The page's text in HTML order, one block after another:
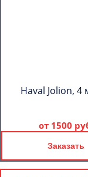
Haval Jolion, 4
от 1500
Заказать